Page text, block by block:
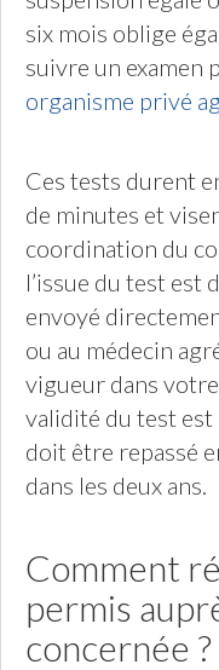
six mois oblige
suivre un examen
organisme privé
Ces tests durent
de minutes et
coordination du
l’issue du test est
envoyé
ou au médecin
vigueur dans
validité du test est
doit être repassé
dans les deux ans.
Comment
permis
concernée ?